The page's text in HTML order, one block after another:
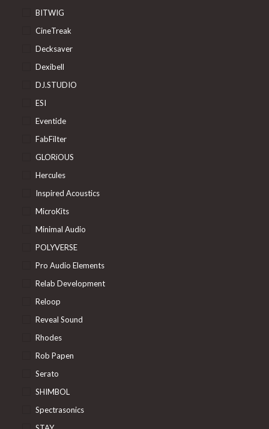
BITWIG
CineTreak
Decksaver
Dexibell
DJ.STUDIO
ESI
Eventide
FabFilter
GLORiOUS
Hercules
Inspired Acoustics
MicroKits
Minimal Audio
POLYVERSE
Pro Audio Elements
Relab Development
Reloop
Reveal Sound
Rhodes
Rob Papen
Serato
SHIMBOL
Spectrasonics